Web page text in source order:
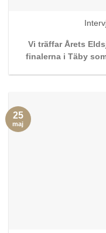
Vi träffar Årets
finalerna i Täby
25
maj